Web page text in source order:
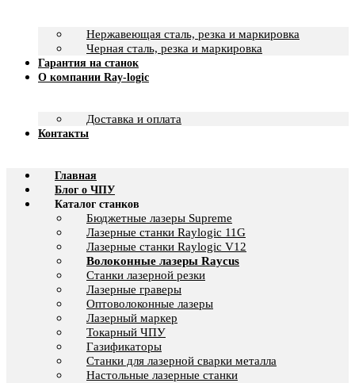
Нержавеющая сталь, резка и маркировка
Черная сталь, резка и маркировка
Гарантия на станок
О компании Ray-logic
Доставка и оплата
Контакты
Главная
Блог о ЧПУ
Каталог станков
Бюджетные лазеры Supreme
Лазерные станки Raylogic 11G
Лазерные станки Raylogic V12
Волоконные лазеры Raycus
Станки лазерной резки
Лазерные граверы
Оптоволоконные лазеры
Лазерный маркер
Токарный ЧПУ
Газификаторы
Cтанки для лазерной сварки металла
Настольные лазерные станки